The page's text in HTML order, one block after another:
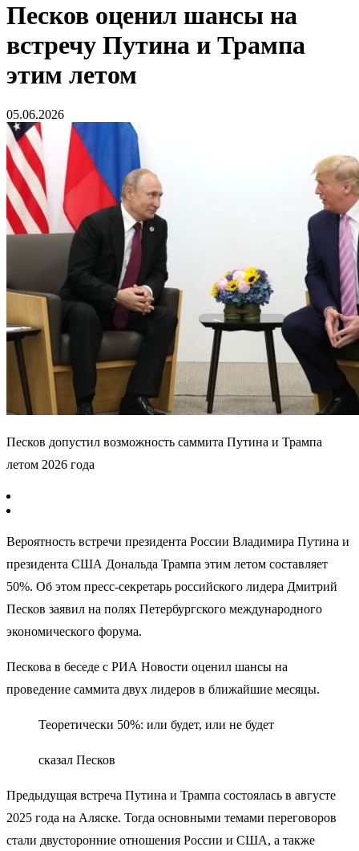
Песков оценил шансы на
встречу Путина и Трампа
этим летом
05.06.2026
Песков допустил возможность саммита Путина и Трампа
летом 2026 года
Вероятность встречи президента России Владимира Путина и
президента США Дональда Трампа этим летом составляет
50%. Об этом пресс-секретарь российского лидера Дмитрий
Песков заявил на полях Петербургского международного
экономического форума.
Пескова в беседе с РИА Новости оценил шансы на
проведение саммита двух лидеров в ближайшие месяцы.
Теоретически 50%: или будет, или не будет
сказал Песков
Предыдущая встреча Путина и Трампа состоялась в августе
2025 года на Аляске. Тогда основными темами переговоров
стали двусторонние отношения России и США, а также